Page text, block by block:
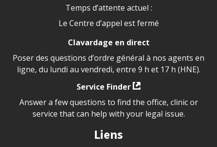
Temps d’attente actuel :
Le Centre d’appel est fermé
Clavardage en direct
Poser des questions d’ordre général à nos agents en
ligne, du lundi au vendredi, entre 9 h et 17 h (HNE).
Service Finder
Answer a few questions to find the office, clinic or
service that can help with your legal issue.
Liens